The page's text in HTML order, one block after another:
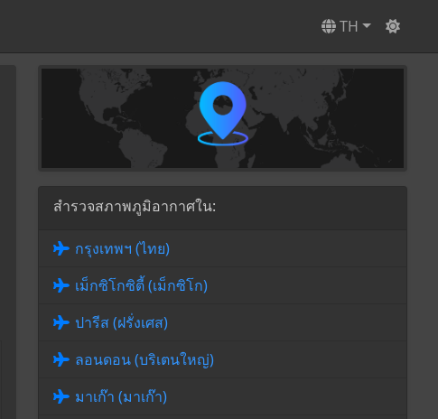
TH
สำรวจสภาพภูมิอากาศใน:
กรุงเทพฯ (ไทย)
เม็กซิโกซิตี้ (เม็กซิโก)
ปารีส (ฝรั่งเศส)
ลอนดอน (บริเตนใหญ่)
มาเก๊า (มาเก๊า)